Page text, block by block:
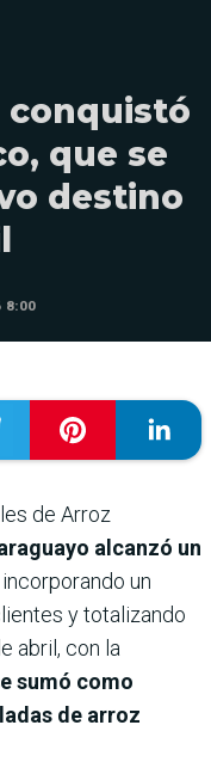
conquistó
que se
destino
8:00
de Arroz
alcanzó un
incorporando un
y totalizando
abril, con la
sumó como
de arroz